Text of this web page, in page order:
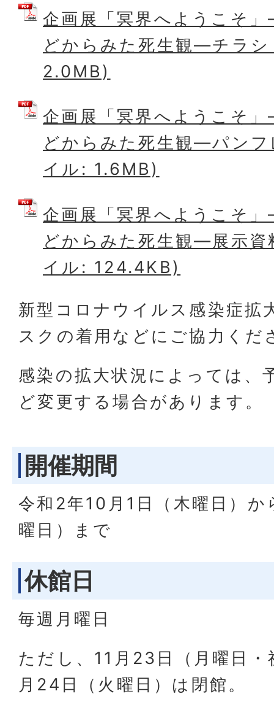
企画展「冥界へようこそ
どからみた死生観―チラ
2.0MB)
企画展「冥界へようこそ
どからみた死生観―パン
イル: 1.6MB)
企画展「冥界へようこそ
どからみた死生観―展示
イル: 124.4KB)
新型コロナウイルス感染症拡
スクの着用などにご協力くだ
感染の拡大状況によっては、
ど変更する場合があります。
開催期間
令和2年10月1日（木曜日）
曜日）まで
休館日
毎週月曜日
ただし、11月23日（月曜日・
月24日（火曜日）は閉館。